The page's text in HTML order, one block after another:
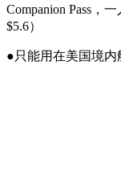
Companion Pass，
$5.6）
●只能用在美国境